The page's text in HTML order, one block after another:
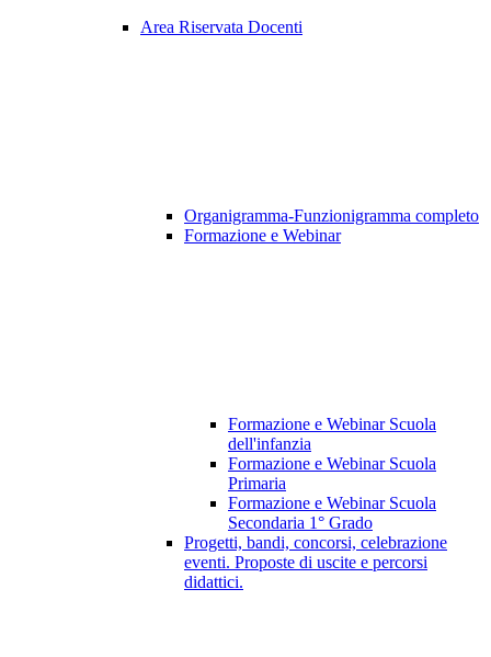
Area Riservata Docenti
Organigramma-Funzionigramma completo
Formazione e Webinar
Formazione e Webinar Scuola
dell'infanzia
Formazione e Webinar Scuola
Primaria
Formazione e Webinar Scuola
Secondaria 1° Grado
Progetti, bandi, concorsi, celebrazione
eventi. Proposte di uscite e percorsi
didattici.